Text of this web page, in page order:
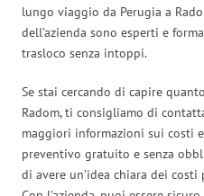
lungo viaggio da Perugia a
dell’azienda sono esperti e
trasloco senza intoppi.
Se stai cercando di capire
Radom, ti consigliamo di
maggiori informazioni sui costi e
preventivo gratuito e senza
di avere un’idea chiara dei